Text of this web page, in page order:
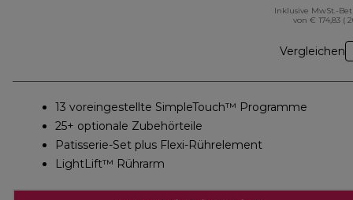
Inklusive MwSt.-
von € 174,83 (
Vergleichen
13 voreingestellte SimpleTouch™ Programme
25+ optionale Zubehörteile
Patisserie-Set plus Flexi-Rührelement
LightLift™ Rührarm